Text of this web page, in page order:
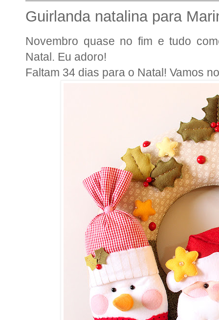
Guirlanda natalina para
Novembro quase no fim e tudo
Natal. Eu adoro!
Faltam 34 dias para o Natal! Vamos